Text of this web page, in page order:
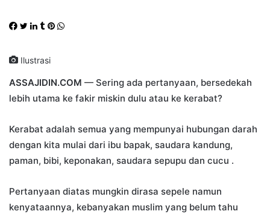
Facebook
Twitter
LinkedIn
TumblrPinterest
WhatsApp
Ilustrasi
ASSAJIDIN.COM — Sering ada pertanyaan, bersedekah
lebih utama ke fakir miskin dulu atau ke kerabat?
Kerabat adalah semua yang mempunyai hubungan darah
dengan kita mulai dari ibu bapak, saudara kandung,
paman, bibi, keponakan, saudara sepupu dan cucu .
Pertanyaan diatas mungkin dirasa sepele namun
kenyataannya, kebanyakan muslim yang belum tahu